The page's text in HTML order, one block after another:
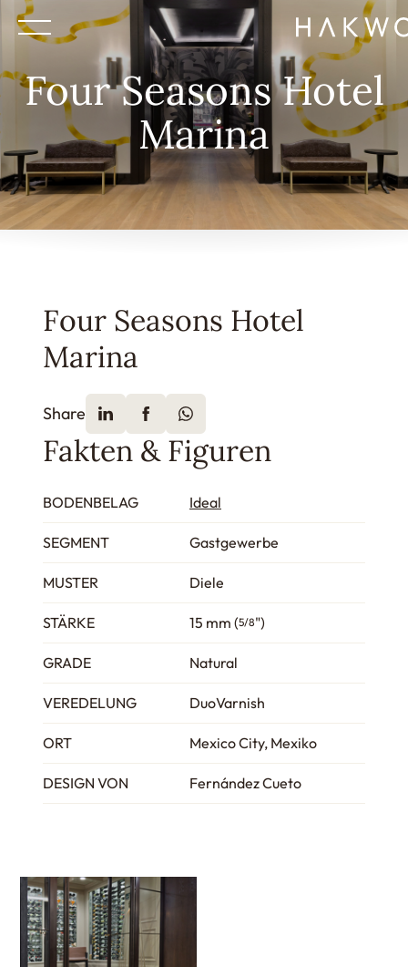
Four Seasons Hotel
Marina
Four Seasons Hotel
Marina
Share
Fakten & Figuren
BODENBELAG Ideal
SEGMENT Gastgewerbe
MUSTER Diele
STÄRKE 15 mm (5/8")
GRADE Natural
VEREDELUNG DuoVarnish
ORT Mexico City, Mexiko
DESIGN VON Fernández Cueto